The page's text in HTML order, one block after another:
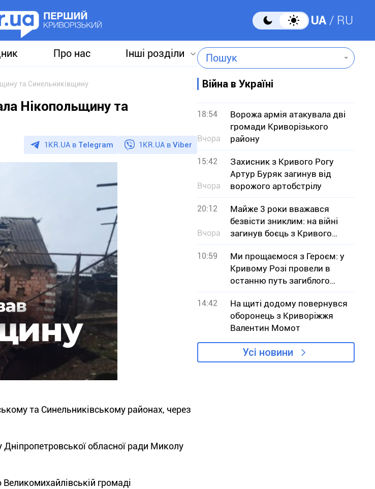
UA RU
Про нас Інші розділи Пошук
та Синельниківщину
Нікопольщину та
1KR.UA в Telegram 1KR.UA в Viber
та Синельниківському районах, через
обласної ради Миколу
громаді
Війна в Україні
18:54
Вчора
Ворожа армія атакувала дві
громади Криворізького
району
15:42
Вчора
Захисник з Кривого Рогу
Артур Буряк загинув від
ворожого артобстрілу
20:12
Вчора
Майже 3 роки вважався
безвісти зниклим: на війні
загинув боєць з Кривого
Рогу В`ячеслав Чучмай
10:59
Ми прощаємося з Героєм: у
Кривому Розі провели в
останню путь загиблого
військового Юрія Тісьменка
14:42
На щиті додому повернувся
оборонець з Криворіжжя
Валентин Момот
Усі новини